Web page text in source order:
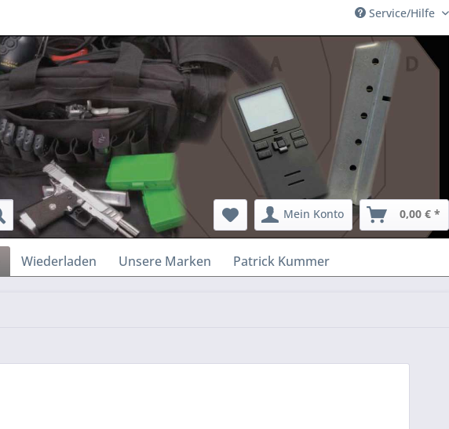
Service/Hilfe
Mein Konto 0,00 € *
Wiederladen Unsere Marken Patrick Kummer